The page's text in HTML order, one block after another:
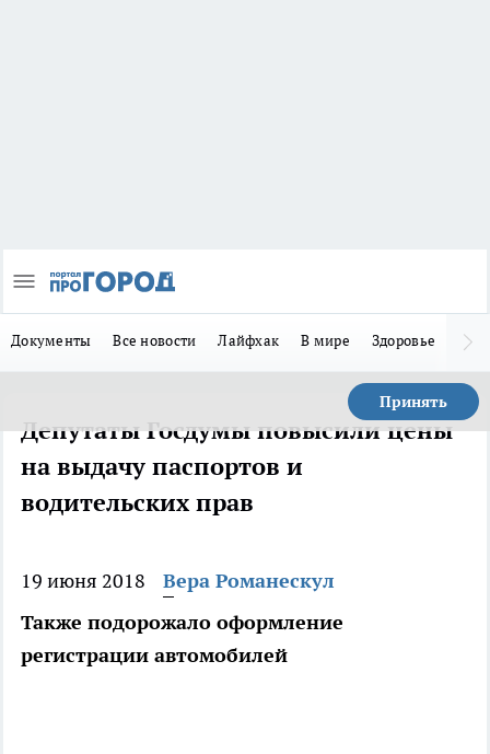
Документы Все новости Лайфхак В мире Здоровье
Принять
Депутаты Госдумы повысили цены
на выдачу паспортов и
водительских прав
19 июня 2018
Вера Романескул
Также подорожало оформление
регистрации автомобилей